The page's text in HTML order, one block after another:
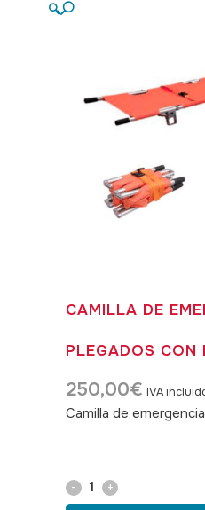
🔍
CAMILLA DE
PLEGADOS CON
250,00€ IVA
Camilla de
Camilla